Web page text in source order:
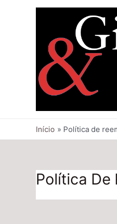
Início Política de
Política De